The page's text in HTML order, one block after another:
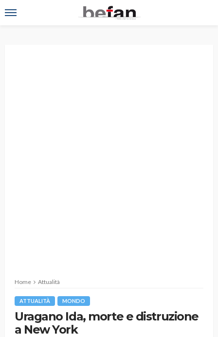
Home Attualità
ATTUALITÀ MONDO
Uragano Ida, morte e distruzione
a New York